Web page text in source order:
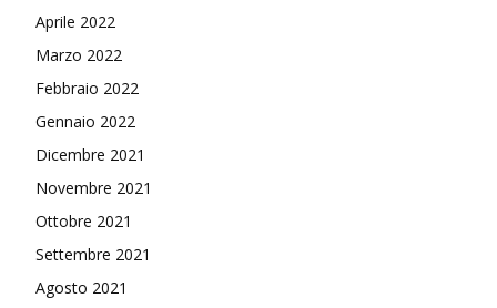
Aprile 2022
Marzo 2022
Febbraio 2022
Gennaio 2022
Dicembre 2021
Novembre 2021
Ottobre 2021
Settembre 2021
Agosto 2021